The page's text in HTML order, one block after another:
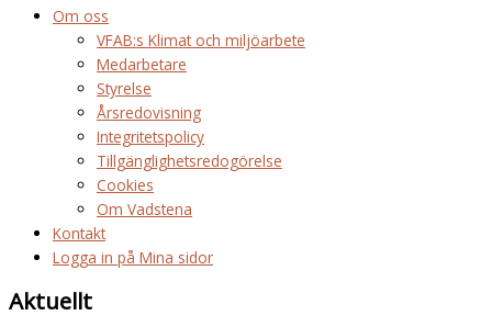
Om oss
VFAB:s Klimat och miljöarbete
Medarbetare
Styrelse
Årsredovisning
Integritetspolicy
Tillgänglighetsredogörelse
Cookies
Om Vadstena
Kontakt
Logga in på Mina sidor
Aktuellt